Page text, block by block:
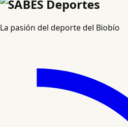
La pasión del deporte del Biobío